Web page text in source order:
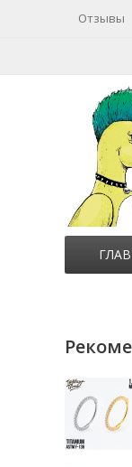
Отзывы